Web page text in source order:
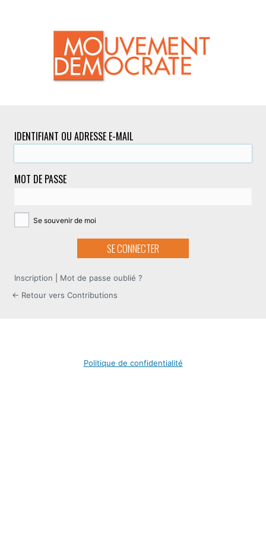
IDENTIFIANT OU ADRESSE E-MAIL
MOT DE PASSE
Se souvenir de moi
Inscription
Mot de passe oublié ?
← Retour vers Contributions
Politique de confidentialité